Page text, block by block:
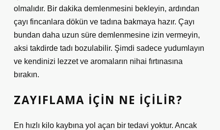
olmalıdır. Bir dakika demlenmesini bekleyin, ardından
çayı fincanlara dökün ve tadına bakmaya hazır. Çayı
bundan daha uzun süre demlenmesine izin vermeyin,
aksi takdirde tadı bozulabilir. Şimdi sadece yudumlayın
ve kendinizi lezzet ve aromaların nihai fırtınasına
bırakın.
ZAYIFLAMA IÇIN NE IÇILIR?
En hızlı kilo kaybına yol açan bir tedavi yoktur. Ancak